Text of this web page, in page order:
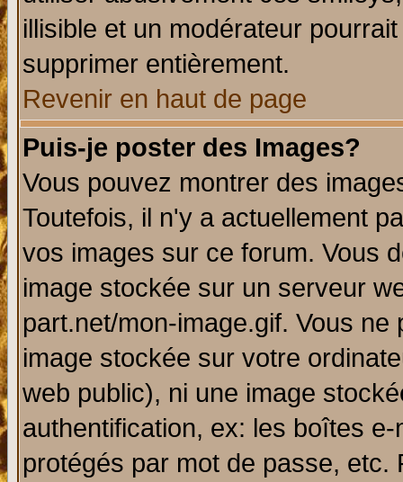
illisible et un modérateur
supprimer entièrement.
Revenir en haut de page
Puis-je poster des Images?
Vous pouvez montrer des
Toutefois, il n'y a actuellement
vos images sur ce forum. Vous
image stockée sur un serveur
part.net/mon-image.gif. Vous
image stockée sur votre
web public), ni une image
authentification, ex: les boîtes
protégés par mot de passe,